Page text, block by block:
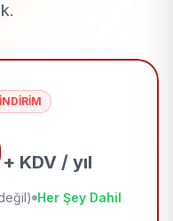
+ KDV / yıl
Her Şey Dahil